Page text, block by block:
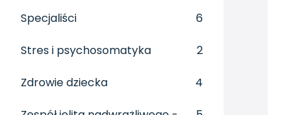
Specjaliści 6
Stres i psychosomatyka 2
Zdrowie dziecka 4